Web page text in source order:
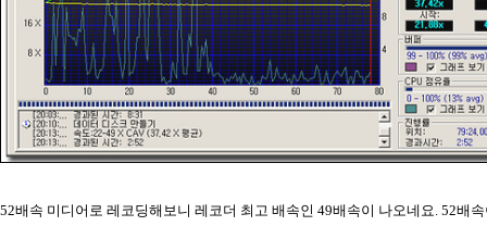
52배속 미디어로 레코딩해보니 레코더 최고 배속인 49배속이 나오네요. 52배